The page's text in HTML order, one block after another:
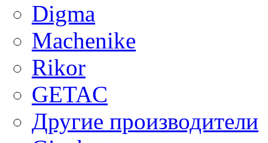
Digma
Machenike
Rikor
GETAC
Другие производители